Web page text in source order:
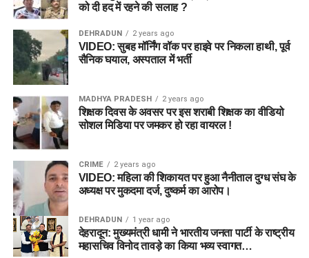
को दी हद में रहने की सलाह ?
DEHRADUN 2 years ago
VIDEO: सुबह मॉर्निंग वॉक पर हाइवे पर निकला हाथी, पूर्व
सैनिक घयाल, अस्पताल में भर्ती
MADHYA PRADESH 2 years ago
शिक्षक दिवस के अवसर पर इस शराबी शिक्षक का वीडियो
सोशल मिडिया पर जमकर हो रहा वायरल !
CRIME 2 years ago
VIDEO: महिला की शिकायत पर हुआ नैनीताल दुग्ध संघ के
अध्यक्ष पर मुकदमा दर्ज, दुष्कर्म का आरोप।
DEHRADUN 1 year ago
देहरादून: मुख्यमंत्री धामी ने भारतीय जनता पार्टी के राष्ट्रीय
महासचिव विनोद तावड़े का किया भव्य स्वागत…